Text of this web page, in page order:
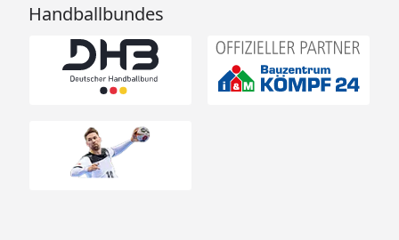
Handballbundes